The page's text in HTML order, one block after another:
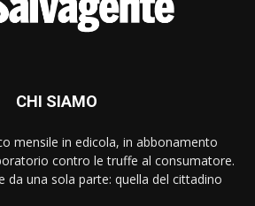
CHI SIAMO
mensile in edicola, in abbonamento
contro le truffe al consumatore.
da una sola parte: quella del cittadino